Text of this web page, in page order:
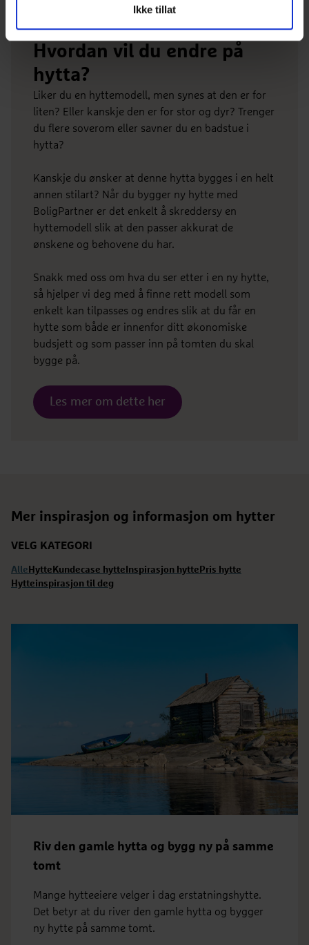
Ikke tillat
Illustrasjon av hytte Nysetra
Hvordan vil du endre på
hytta?
Liker du en hyttemodell, men synes at den er for
liten? Eller kanskje den er for stor og dyr? Trenger
du flere soverom eller savner du en badstue i
hytta?
Kanskje du ønsker at denne hytta bygges i en helt
annen stilart? Når du bygger ny hytte med
BoligPartner er det enkelt å skreddersy en
hyttemodell slik at den passer akkurat de
ønskene og behovene du har.
Snakk med oss om hva du ser etter i en ny hytte,
så hjelper vi deg med å finne rett modell som
enkelt kan tilpasses og endres slik at du får en
hytte som både er innenfor ditt økonomiske
budsjett og som passer inn på tomten du skal
bygge på.
Les mer om dette her
Mer inspirasjon og informasjon om hytter
VELG KATEGORI
Alle Hytte Kundecase hytte Inspirasjon hytte Pris hytte
Hytteinspirasjon til deg
Riv den gamle hytta og bygg ny på samme
tomt
Mange hytteeiere velger i dag erstatningshytte.
Det betyr at du river den gamle hytta og bygger
ny hytte på samme tomt.